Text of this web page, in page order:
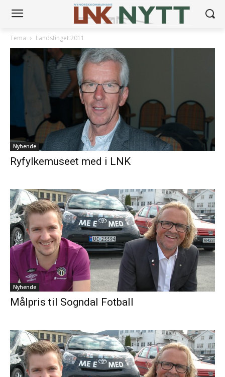
Tema Landstinget 2011
Nyhende
Ryfylkemuseet med i LNK
Nyhende
Målpris til Sogndal Fotball